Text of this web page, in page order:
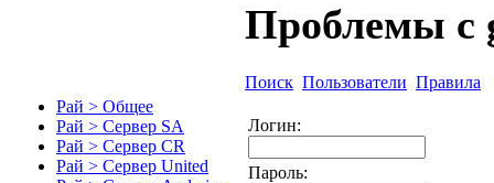
Рай > Общее
Рай > Сервер SA
Рай > Сервер CR
Рай > Сервер United
Проблемы с
Поиск Пользователи Правила
Логин:
Пароль: